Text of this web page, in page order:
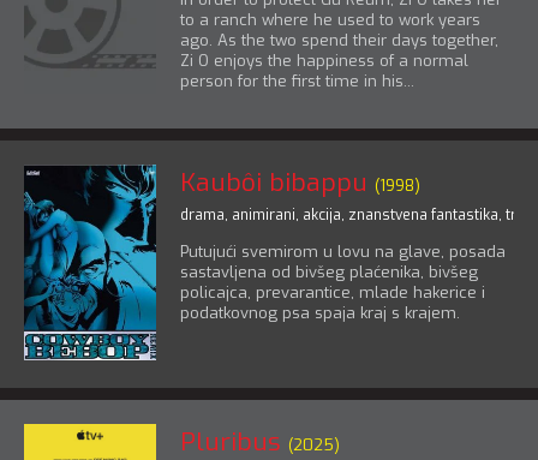
to a ranch where he used to work years
ago. As the two spend their days together,
Zi O enjoys the happiness of a normal
person for the first time in his...
Kaubôi bibappu (1998)
drama, animirani, akcija, znanstvena fantastika, triler
Putujući svemirom u lovu na glave, posada
sastavljena od bivšeg plaćenika, bivšeg
policajca, prevarantice, mlade hakerice i
podatkovnog psa spaja kraj s krajem.
Pluribus (2025)